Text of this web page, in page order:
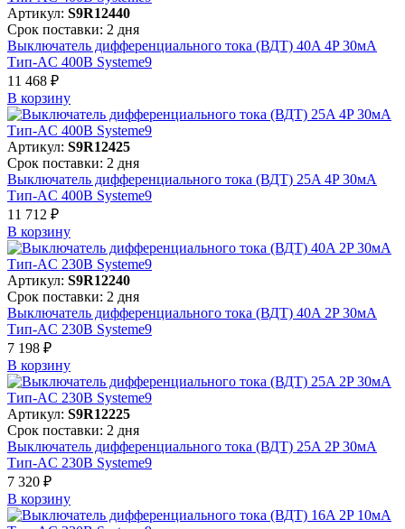
Артикул: S9R12440
Срок поставки: 2 дня
Выключатель дифференциального тока (ВДТ) 40A 4P 30мА
Тип-AC 400В Systeme9
11 468 ₽
В корзинy
Артикул: S9R12425
Срок поставки: 2 дня
Выключатель дифференциального тока (ВДТ) 25A 4P 30мА
Тип-AC 400В Systeme9
11 712 ₽
В корзинy
Артикул: S9R12240
Срок поставки: 2 дня
Выключатель дифференциального тока (ВДТ) 40A 2P 30мА
Тип-AC 230В Systeme9
7 198 ₽
В корзинy
Артикул: S9R12225
Срок поставки: 2 дня
Выключатель дифференциального тока (ВДТ) 25A 2P 30мА
Тип-AC 230В Systeme9
7 320 ₽
В корзинy